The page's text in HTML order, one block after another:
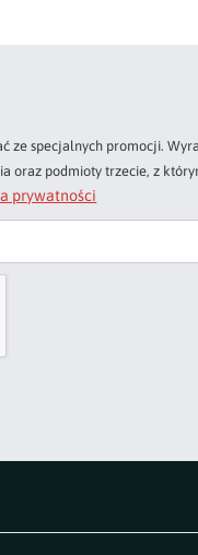
ze specjalnych promocji.
oraz podmioty trzecie, z
prywatności